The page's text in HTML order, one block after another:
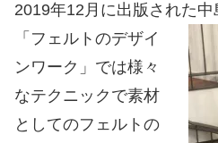
2019年12月に出版された中
「フェルトのデザイ
ンワーク」では様々
なテクニックで素材
としてのフェルトの